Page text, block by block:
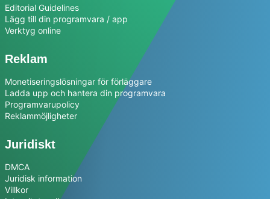
Editorial Guidelines
Lägg till din programvara / app
Verktyg online
Reklam
Monetiseringslösningar för förläggare
Ladda upp och hantera din programvara
Programvarupolicy
Reklammöjligheter
Juridiskt
DMCA
Juridisk information
Villkor